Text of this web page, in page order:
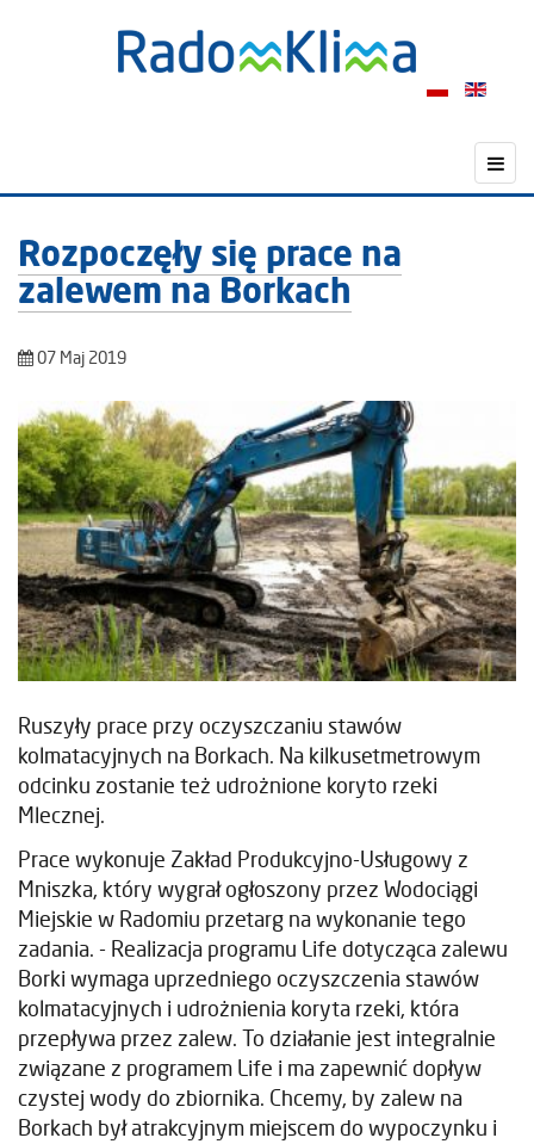
Rozpoczęły się prace na
zalewem na Borkach
07 Maj 2019
Ruszyły prace przy oczyszczaniu stawów
kolmatacyjnych na Borkach. Na kilkusetmetrowym
odcinku zostanie też udrożnione koryto rzeki
Mlecznej.
Prace wykonuje Zakład Produkcyjno-Usługowy z
Mniszka, który wygrał ogłoszony przez Wodociągi
Miejskie w Radomiu przetarg na wykonanie tego
zadania. - Realizacja programu Life dotycząca zalewu
Borki wymaga uprzedniego oczyszczenia stawów
kolmatacyjnych i udrożnienia koryta rzeki, która
przepływa przez zalew. To działanie jest integralnie
związane z programem Life i ma zapewnić dopływ
czystej wody do zbiornika. Chcemy, by zalew na
Borkach był atrakcyjnym miejscem do wypoczynku i